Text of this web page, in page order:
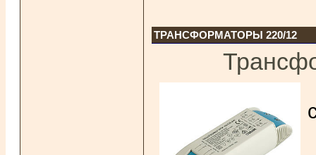
ТРАНСФОРМАТОРЫ 220/12